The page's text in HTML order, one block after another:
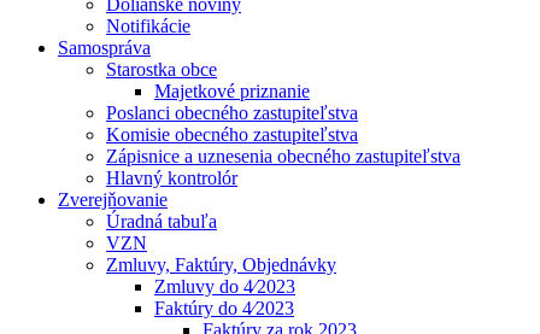
Dolianske noviny
Notifikácie
Samospráva
Starostka obce
Majetkové priznanie
Poslanci obecného zastupiteľstva
Komisie obecného zastupiteľstva
Zápisnice a uznesenia obecného zastupiteľstva
Hlavný kontrolór
Zverejňovanie
Úradná tabuľa
VZN
Zmluvy, Faktúry, Objednávky
Zmluvy do 4⁄2023
Faktúry do 4⁄2023
Faktúry za rok 2023